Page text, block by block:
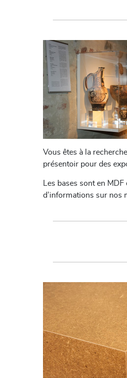
Vous êtes à la
présentoir pour des
Les bases sont en
d’informations sur nos